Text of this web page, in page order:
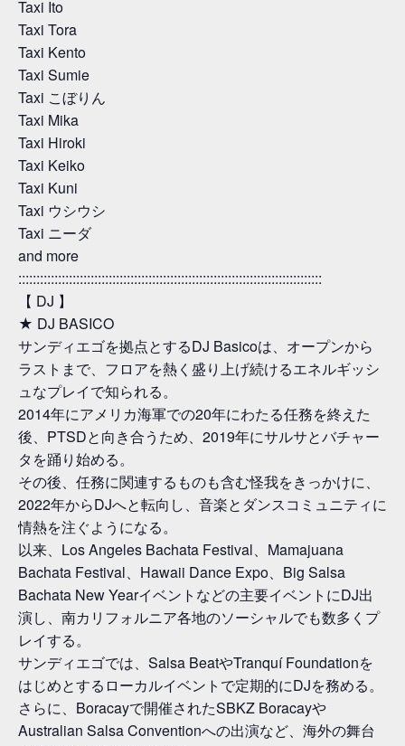
Taxi Ito
Taxi Tora
Taxi Kento
Taxi Sumie
Taxi こぼりん
Taxi Mika
Taxi Hiroki
Taxi Keiko
Taxi Kuni
Taxi ウシウシ
Taxi ニーダ
and more
::::::::::::::::::::::::::::::::::::::::::::::::::::::::::::::::::::::::::::::::::::
【 DJ 】
★ DJ BASICO
サンディエゴを拠点とするDJ Basicoは、オープンから
ラストまで、フロアを熱く盛り上げ続けるエネルギッシ
ュなプレイで知られる。
2014年にアメリカ海軍での20年にわたる任務を終えた
後、PTSDと向き合うため、2019年にサルサとバチャー
タを踊り始める。
その後、任務に関連するものも含む怪我をきっかけに、
2022年からDJへと転向し、音楽とダンスコミュニティに
情熱を注ぐようになる。
以来、Los Angeles Bachata Festival、Mamajuana
Bachata Festival、Hawaii Dance Expo、Big Salsa
Bachata New Yearイベントなどの主要イベントにDJ出
演し、南カリフォルニア各地のソーシャルでも数多くプ
レイする。
サンディエゴでは、Salsa BeatやTranquí Foundationを
はじめとするローカルイベントで定期的にDJを務める。
さらに、Boracayで開催されたSBKZ Boracayや
Australian Salsa Conventionへの出演など、海外の舞台